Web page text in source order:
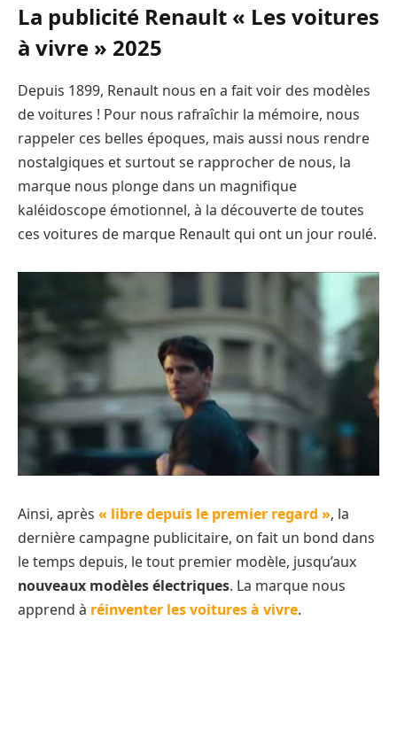
La publicité Renault « Les voitures
à vivre » 2025
Depuis 1899, Renault nous en a fait voir des modèles
de voitures ! Pour nous rafraîchir la mémoire, nous
rappeler ces belles époques, mais aussi nous rendre
nostalgiques et surtout se rapprocher de nous, la
marque nous plonge dans un magnifique
kaléidoscope émotionnel, à la découverte de toutes
ces voitures de marque Renault qui ont un jour roulé.
Ainsi, après « libre depuis le premier regard », la
dernière campagne publicitaire, on fait un bond dans
le temps depuis, le tout premier modèle, jusqu’aux
nouveaux modèles électriques. La marque nous
apprend à réinventer les voitures à vivre.